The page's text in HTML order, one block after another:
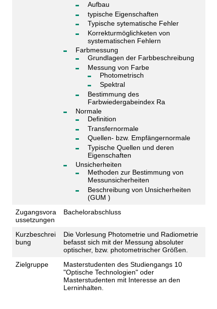
Aufbau
typische Eigenschaften
Typische sytematische Fehler
Korrekturmöglichketen von
systematischen Fehlern
Farbmessung
Grundlagen der Farbbeschreibung
Messung von Farbe
Photometrisch
Spektral
Bestimmung des
Farbwiedergabeindex Ra
Normale
Definition
Transfernormale
Quellen- bzw. Empfängernormale
Typische Quellen und deren
Eigenschaften
Unsicherheiten
Methoden zur Bestimmung von
Messunsicherheiten
Beschreibung von Unsicherheiten
(GUM )
Zugangsvora
ussetzungen
Bachelorabschluss
Kurzbeschrei
bung
Die Vorlesung Photometrie und Radiometrie
befasst sich mit der Messung absoluter
optischer, bzw. photometrischer Größen.
Zielgruppe
Masterstudenten des Studiengangs 10
"Optische Technologien" oder
Masterstudenten mit Interesse an den
Lerninhalten.